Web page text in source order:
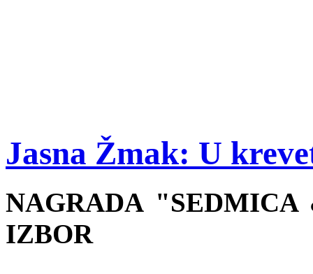
Jasna Žmak: U
NAGRADA
IZBOR